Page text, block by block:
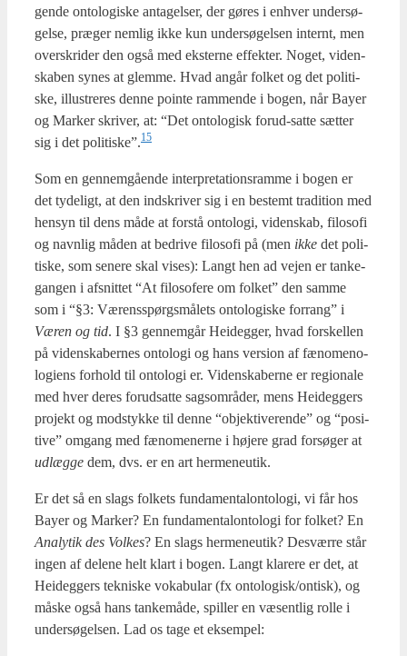
gen­de onto­lo­gi­ske anta­gel­ser, der gøres i enhver under­sø­
gel­se, præ­ger nem­lig ikke kun under­sø­gel­sen inter­nt, men
over­skri­der den også med ekster­ne effek­ter. Noget, viden­
ska­ben synes at glem­me. Hvad angår fol­ket og det poli­ti­
ske, illu­stre­res den­ne poin­te ram­men­de i bogen, når Bay­er
og Mar­ker skri­ver, at: “Det onto­lo­gisk for­ud-sat­te sæt­ter
sig i det politiske”.15
Som en gen­nem­gå­en­de inter­pre­ta­tions­ram­me i bogen er
det tyde­ligt, at den ind­skri­ver sig i en bestemt tra­di­tion med
hen­syn til dens måde at for­stå onto­lo­gi, viden­skab, filo­so­fi
og navn­lig måden at bedri­ve filo­so­fi på (men ikke det poli­
ti­ske, som sene­re skal vises): Langt hen ad vej­en er tan­ke­
gan­gen i afsnit­tet “At filo­so­fe­re om fol­ket” den sam­me
som i “§3: Vær­ens­spørgs­må­lets onto­lo­gi­ske for­rang” i
Væren og tid. I §3 gen­nem­går Hei­deg­ger, hvad for­skel­len
på viden­ska­ber­nes onto­lo­gi og hans ver­sion af fæno­meno­
lo­gi­ens for­hold til onto­lo­gi er. Viden­ska­ber­ne er regio­na­le
med hver deres for­ud­sat­te sags­om­rå­der, mens Hei­deg­gers
pro­jekt og mod­styk­ke til den­ne “objek­ti­ve­ren­de” og “posi­
ti­ve” omgang med fæno­me­ner­ne i høje­re grad for­sø­ger at
udlæg­ge dem, dvs. er en art her­me­neu­tik.
Er det så en slags fol­kets fun­da­men­ta­lon­to­lo­gi, vi får hos
Bay­er og Mar­ker? En fun­da­men­ta­lon­to­lo­gi for fol­ket? En
Ana­ly­tik des Vol­kes? En slags her­me­neu­tik? Desvær­re står
ingen af dele­ne helt klart i bogen. Langt kla­re­re er det, at
Hei­deg­gers tek­ni­ske voka­bu­lar (fx ontologisk/ontisk), og
måske også hans tan­ke­må­de, spil­ler en væsent­lig rol­le i
under­sø­gel­sen. Lad os tage et eksem­pel: